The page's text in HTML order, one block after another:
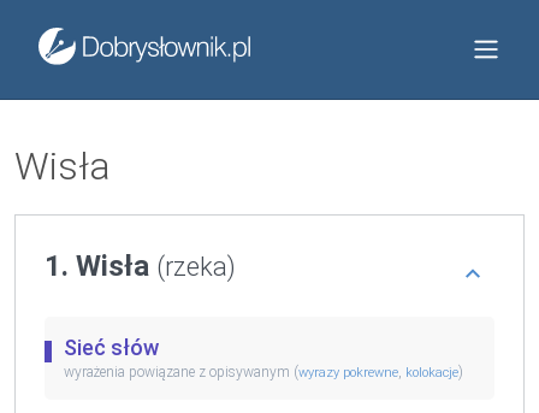
Wisła
1. Wisła (rzeka)
Sieć słów
wyrażenia powiązane z opisywanym (wyrazy pokrewne, kolokacje)